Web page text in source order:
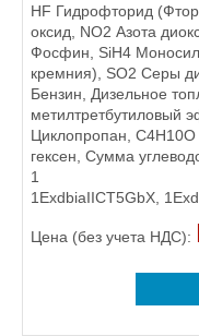
HF Гидрофторид
оксид, NO2 Азота
Фосфин, SiH4
кремния), SO2 Серы
Бензин, Дизельное
метилтретбутиловый
Циклопропан,
гексен, Сумма
1
1ExdbiaIICT5GbX,
Цена (без учета НДС):